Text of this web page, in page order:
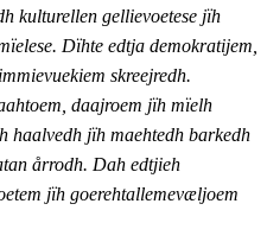
kulturellen gellievoetese jïh
Dïhte edtja demokratijem,
skreejredh.
daajroem jïh mïelh
haalvedh jïh maehtedh barkedh
årrodh. Dah edtjieh
jïh goerehtallemevæljoem